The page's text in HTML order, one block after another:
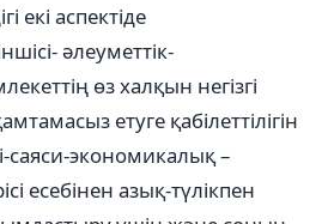
екі аспектіде
әлеуметтік-
өз халқын негізгі
етуге қабілеттілігін
саяси-экономикалық –
есебінен азық-түлікпен